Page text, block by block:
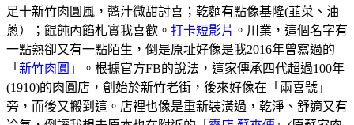
足十新竹肉圓風，醬汁微甜討喜；乾麵有點像基隆(韮菜、油
蔥）；餛飩內餡札實我喜歡。 打卡短影片 。川業，這個名字有
一點熟卻又有一點陌生，倒是原址好像是我2016年曾寫過的
「 新竹肉圓 」。根據官方FB的說法，這家傳承四代超過100年
(1910)的肉圓店，創始於新竹老街，後來好像在「兩喜號」
旁，而後又搬到這。店裡也像是重新裝潢過，乾淨、舒適又有